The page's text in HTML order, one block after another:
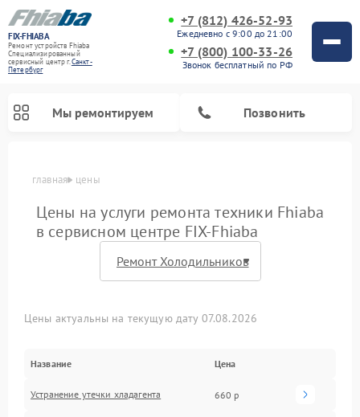
FIX-FHIABA
Ремонт устройств Fhiaba
Специализированный
cервисный центр г.Санкт-
Петербург
+7 (812) 426-52-93
Ежедневно с 9:00 до 21:00
+7 (800) 100-33-26
Звонок бесплатный по РФ
Мы ремонтируем Позвонить
главная цены
Цены на услуги ремонта техники Fhiaba
в сервисном центре FIX-Fhiaba
Цены актуальны на текущую дату 07.08.2026
Название Цена
Устранение утечки хладагента 660 р